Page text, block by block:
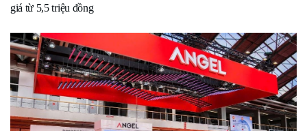
giá từ 5,5 triệu đồng